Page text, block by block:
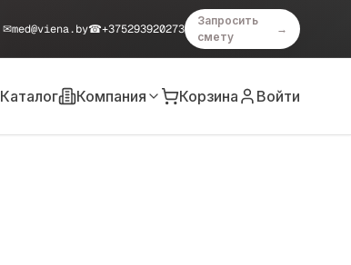
✉med@viena.by☎+375293920273
Запросить
смету
→
Каталог Компания Корзина Войти